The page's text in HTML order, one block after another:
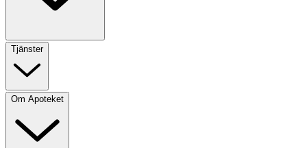
Tjänster
Om Apoteket